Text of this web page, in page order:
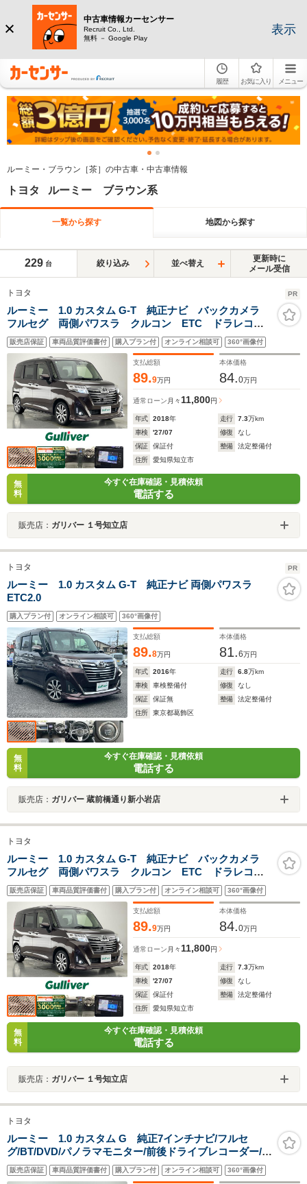
中古車情報カーセンサー
Recruit Co., Ltd.
無料 － Google Play
表示
履歴 お気に入り メニュー
ルーミー・ブラウン［茶］の中古車・中古車情報
トヨタ ルーミー ブラウン系
一覧から探す 地図から探す
229 台 絞り込み 並べ替え
更新時に
メール受信
トヨタ PR
ルーミー 1.0 カスタム G-T 純正ナビ バックカメラ
フルセグ 両側パワスラ クルコン ETC ドラレコ
シートヒーター コーナーセンサー 衝突軽減 車線逸
脱 セーフティセンス LEDオートライト フォグ 電
動格納ミラー 禁煙車
販売店保証 車両品質評価書付 購入プラン付 オンライン相談可 360°画像付
支払総額
89.9万円
本体価格
84.0万円
通常ローン 月々11,800円
年式 2018年 走行 7.3万km
車検
'27/07 修復
なし
保証
保証付 整備
法定整備付
住所
愛知県知立市
無
料
今すぐ在庫確認・見積依頼
電話する
販売店： ガリバー １号知立店
トヨタ PR
ルーミー 1.0 カスタム G-T 純正ナビ 両側パワスラ
ETC2.0
購入プラン付 オンライン相談可 360°画像付
支払総額
89.8万円
本体価格
81.6万円
年式 2016年 走行 6.8万km
車検
車検整備付 修復
なし
保証
保証無 整備
法定整備付
住所
東京都葛飾区
無
料
今すぐ在庫確認・見積依頼
電話する
販売店： ガリバー 蔵前橋通り新小岩店
トヨタ
ルーミー 1.0 カスタム G-T 純正ナビ バックカメラ
フルセグ 両側パワスラ クルコン ETC ドラレコ
シートヒーター コーナーセンサー 衝突軽減 車線逸
脱 セーフティセンス LEDオートライト フォグ 電
動格納ミラー 禁煙車
販売店保証 車両品質評価書付 購入プラン付 オンライン相談可 360°画像付
支払総額
89.9万円
本体価格
84.0万円
通常ローン 月々 11,800円
年式 2018年 走行 7.3万km
車検
'27/07 修復
なし
保証
保証付 整備
法定整備付
住所
愛知県知立市
無
料
今すぐ在庫確認・見積依頼
電話する
販売店： ガリバー １号知立店
トヨタ
ルーミー 1.0 カスタム G 純正7インチナビ/フルセ
グ/BT/DVD/パノラマモニター/前後ドライブレコーダー/パ
ーキングアシスト/スマートアシストIII/アダプティブクル
ーズコントロール/両側パワースライドドア/ビルトイン
販売店保証 車両品質評価書付 購入プラン付 オンライン相談可 360°画像付